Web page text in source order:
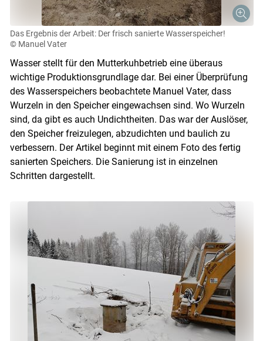
Das Ergebnis der Arbeit: Der frisch sanierte Wasserspeicher!
© Manuel Vater
Wasser stellt für den Mutterkuhbetrieb eine überaus
wichtige Produktionsgrundlage dar. Bei einer Überprüfung
des Wasserspeichers beobachtete Manuel Vater, dass
Wurzeln in den Speicher eingewachsen sind. Wo Wurzeln
sind, da gibt es auch Undichtheiten. Das war der Auslöser,
den Speicher freizulegen, abzudichten und baulich zu
verbessern. Der Artikel beginnt mit einem Foto des fertig
sanierten Speichers. Die Sanierung ist in einzelnen
Schritten dargestellt.